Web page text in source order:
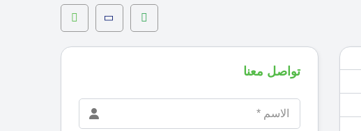
تواصل معنا